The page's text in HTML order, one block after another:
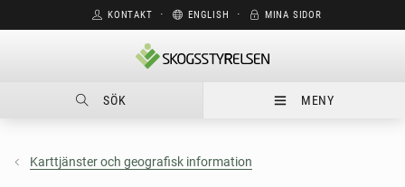
KONTAKT ⋅ ENGLISH ⋅ MINA SIDOR
SÖK MENY
Karttjänster och geografisk information